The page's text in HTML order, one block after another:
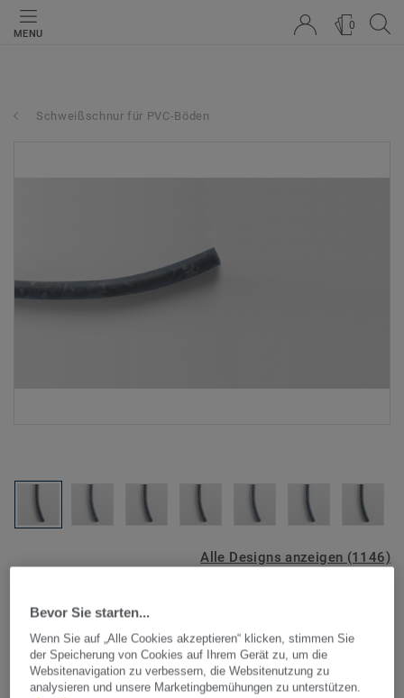
MENU
0
Schweißschnur für PVC-Böden
Alle Designs anzeigen (1146)
Schweißschnur für PVC-Böden
- Multicolour BLUE 0041
Bevor Sie starten...
Wenn Sie auf „Alle Cookies akzeptieren“ klicken, stimmen Sie
der Speicherung von Cookies auf Ihrem Gerät zu, um die
Websitenavigation zu verbessern, die Websitenutzung zu
analysieren und unsere Marketingbemühungen zu unterstützen.